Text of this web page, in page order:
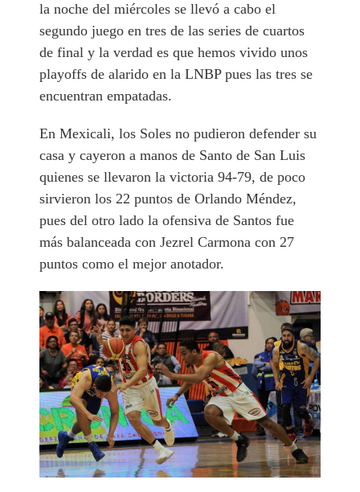
la noche del miércoles se llevó a cabo el
segundo juego en tres de las series de cuartos
de final y la verdad es que hemos vivido unos
playoffs de alarido en la LNBP pues las tres se
encuentran empatadas.
En Mexicali, los Soles no pudieron defender su
casa y cayeron a manos de Santo de San Luis
quienes se llevaron la victoria 94-79, de poco
sirvieron los 22 puntos de Orlando Méndez,
pues del otro lado la ofensiva de Santos fue
más balanceada con Jezrel Carmona con 27
puntos como el mejor anotador.